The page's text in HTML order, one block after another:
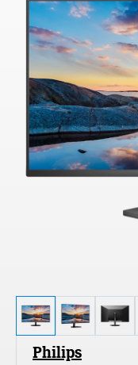
Philips